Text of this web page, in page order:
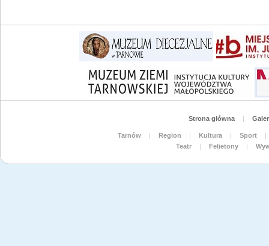
Strona główna |
Tarnów | Region | Kultura | Sport
|
Teatr
| Felietony |